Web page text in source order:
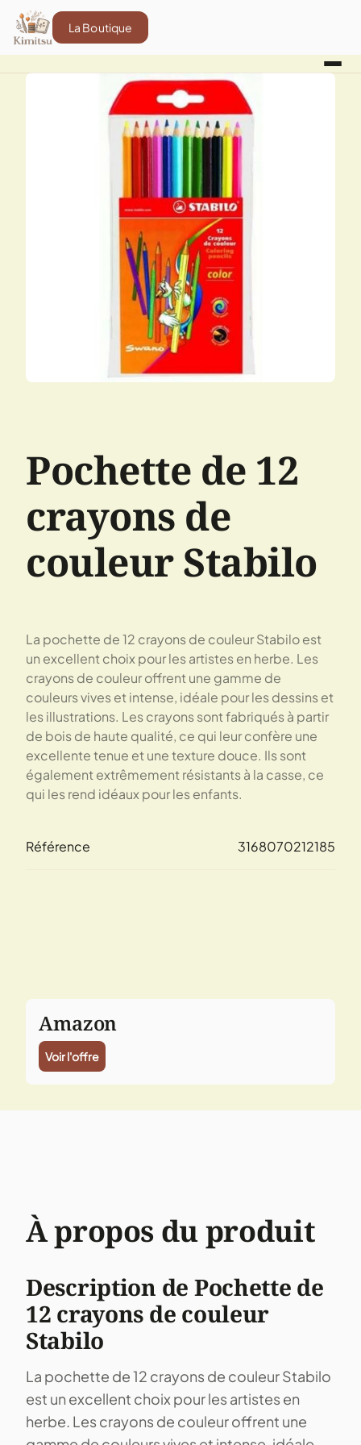
La Boutique
Pochette de 12
crayons de
couleur Stabilo
La pochette de 12 crayons de couleur Stabilo est
un excellent choix pour les artistes en herbe. Les
crayons de couleur offrent une gamme de
couleurs vives et intense, idéale pour les dessins et
les illustrations. Les crayons sont fabriqués à partir
de bois de haute qualité, ce qui leur confère une
excellente tenue et une texture douce. Ils sont
également extrêmement résistants à la casse, ce
qui les rend idéaux pour les enfants.
Référence 3168070212185
Amazon
Voir l'offre
À propos du produit
Description de Pochette de
12 crayons de couleur
Stabilo
La pochette de 12 crayons de couleur Stabilo
est un excellent choix pour les artistes en
herbe. Les crayons de couleur offrent une